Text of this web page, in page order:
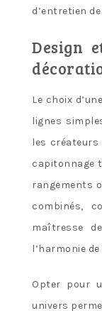
d’entretien
Design
Le choix
lignes
les créateurs
capitonnage
rangements
combinés,
maîtresse
l’harmonie de
Opter pour
univers